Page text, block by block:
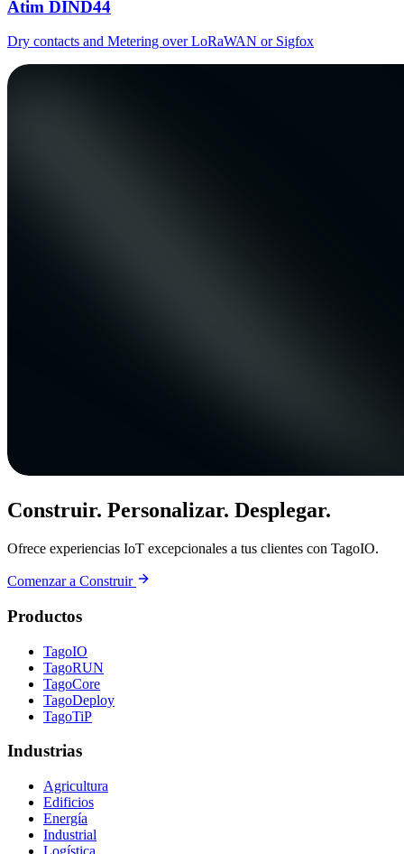
Atim DIND44
Dry contacts and Metering over LoRaWAN or Sigfox
Construir. Personalizar. Desplegar.
Ofrece experiencias IoT excepcionales a tus clientes con TagoIO.
Comenzar a Construir
Productos
TagoIO
TagoRUN
TagoCore
TagoDeploy
TagoTiP
Industrias
Agricultura
Edificios
Energía
Industrial
Logística